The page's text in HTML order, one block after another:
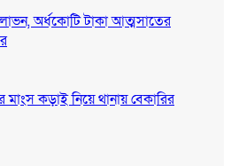
অর্ধকোটি টাকা আত্মসাতের
কড়াই নিয়ে থানায় বেকারির